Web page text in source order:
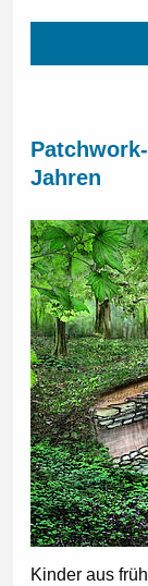
Jahren
Kinder aus